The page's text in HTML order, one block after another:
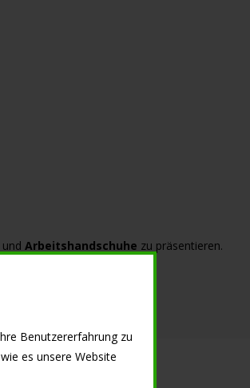
und Arbeitshandschuhe zu präsentieren.
Benutzererfahrung zu
es unsere Website